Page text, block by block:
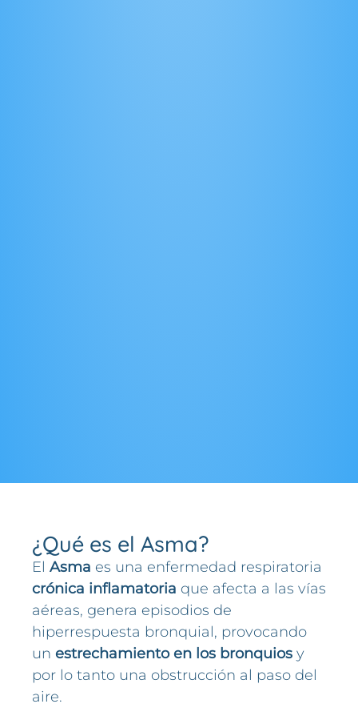
¿Qué es el Asma?
El Asma es una enfermedad respiratoria
crónica inflamatoria que afecta a las vías
aéreas, genera episodios de
hiperrespuesta bronquial, provocando
un estrechamiento en los bronquios y
por lo tanto una obstrucción al paso del
aire.